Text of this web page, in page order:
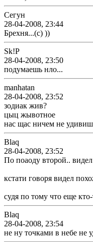
Сегун
28-04-2008, 23:44
Брехня...(с) ))
Sk!P
28-04-2008, 23:50
подумаешь нло...
manhatan
28-04-2008, 23:52
зодиак жив?
цыц жывотное
нас щас ничем не
Blaq
28-04-2008, 23:52
По поаоду второй..
кстати говоря видел
судя по тому что еще
Blaq
28-04-2008, 23:54
не ну точками в небе не